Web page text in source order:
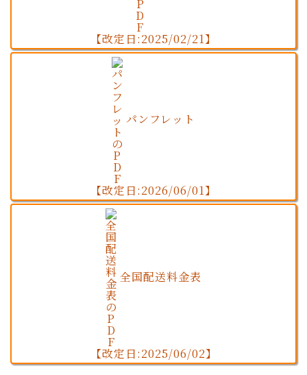
【改定日:2025/02/21】
パンフレット
【改定日:2026/06/01】
全国配送料金表
【改定日:2025/06/02】